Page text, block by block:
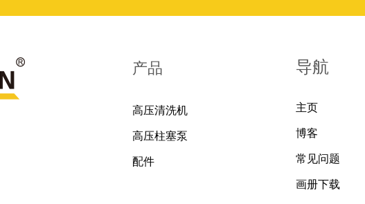
产品
高压清洗机
高压柱塞泵
配件
导航
主页
博客
常见问题
画册下载